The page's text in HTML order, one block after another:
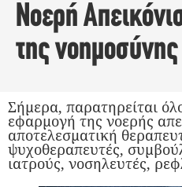
Νοερή
της
Σήμερα, παρατηρείται
εφαρμογή της νοερής
αποτελεσματική
ψυχοθεραπευτές,
ιατρούς, νοσηλευτές,